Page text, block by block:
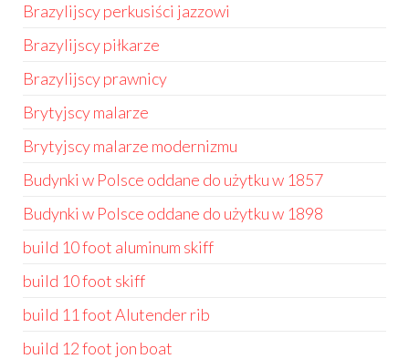
Brazylijscy perkusiści jazzowi
Brazylijscy piłkarze
Brazylijscy prawnicy
Brytyjscy malarze
Brytyjscy malarze modernizmu
Budynki w Polsce oddane do użytku w 1857
Budynki w Polsce oddane do użytku w 1898
build 10 foot aluminum skiff
build 10 foot skiff
build 11 foot Alutender rib
build 12 foot jon boat